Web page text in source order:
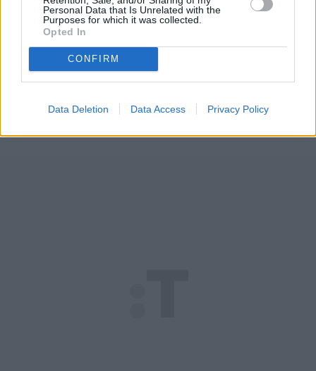
Personal Data that Is Unrelated with the
Purposes for which it was collected.
Opted In
CONFIRM
Data Deletion Data Access Privacy Policy
o rozliczaniu władzy nie były frazesem.
Kompletujemy narzędzia, które są niezbędne i
wiemy, jak ich skutecznie użyć – skomentował.